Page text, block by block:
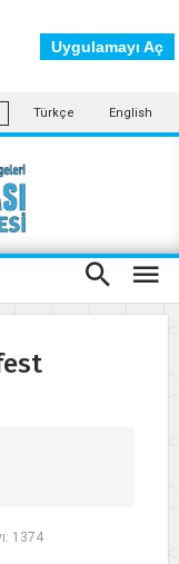
Türkçe English
1374
Uygulamayı Aç